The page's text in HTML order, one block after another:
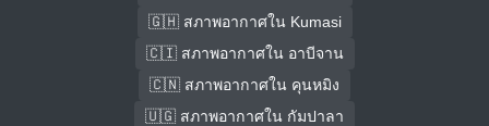
🇬🇭 สภาพอากาศใน Kumasi
🇨🇮 สภาพอากาศใน อาบีจาน
🇨🇳 สภาพอากาศใน คุนหมิง
🇺🇬 สภาพอากาศใน กัมปาลา